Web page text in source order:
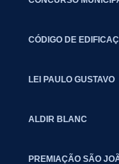
CÓDIGO DE
LEI PAULO GUSTAVO
ALDIR BLANC
PREMIAÇÃO SÃO